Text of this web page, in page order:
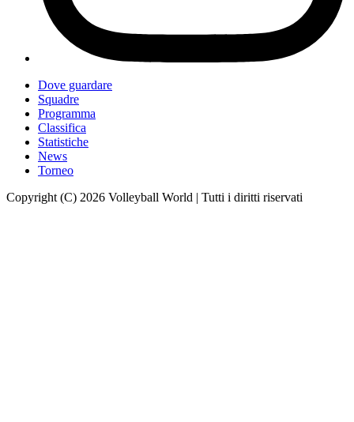
Dove guardare
Squadre
Programma
Classifica
Statistiche
News
Torneo
Copyright (C) 2026 Volleyball World | Tutti i diritti riservati